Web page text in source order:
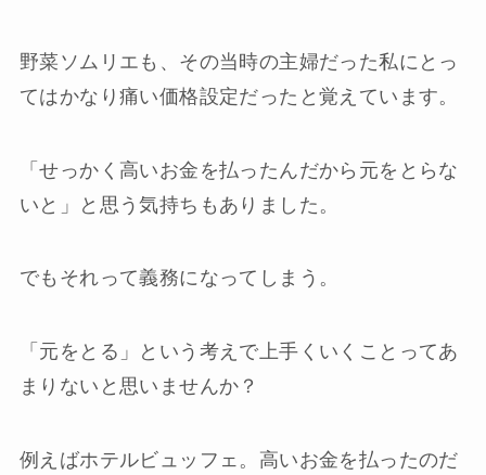
野菜ソムリエも、その当時の主婦だった私にとっ
てはかなり痛い価格設定だったと覚えています。
「せっかく高いお金を払ったんだから元をとらな
いと」と思う気持ちもありました。
でもそれって義務になってしまう。
「元をとる」という考えで上手くいくことってあ
まりないと思いませんか？
例えばホテルビュッフェ。高いお金を払ったのだ